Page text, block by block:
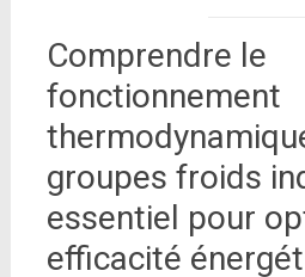
Comprendre le
fonctionnement
groupes froids
essentiel pour
efficacité